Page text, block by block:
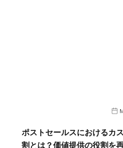
ポストセールスにおけるカ
割とは？価値提供の役割を